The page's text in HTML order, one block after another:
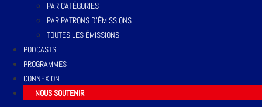
PAR CATÉGORIES
PAR PATRONS D’ÉMISSIONS
TOUTES LES ÉMISSIONS
PODCASTS
PROGRAMMES
CONNEXION
NOUS SOUTENIR